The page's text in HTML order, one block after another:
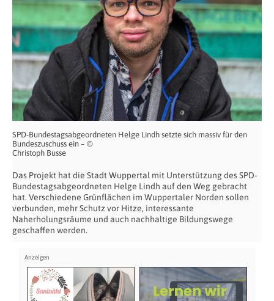
SPD-Bundestagsabgeordneten Helge Lindh setzte sich massiv für den
Bundeszuschuss ein – ©
Christoph Busse
Das Projekt hat die Stadt Wuppertal mit Unterstützung des SPD-
Bundestagsabgeordneten Helge Lindh auf den Weg gebracht
hat. Verschiedene Grünflächen im Wuppertaler Norden sollen
verbunden, mehr Schutz vor Hitze, interessante
Naherholungsräume und auch nachhaltige Bildungswege
geschaffen werden.